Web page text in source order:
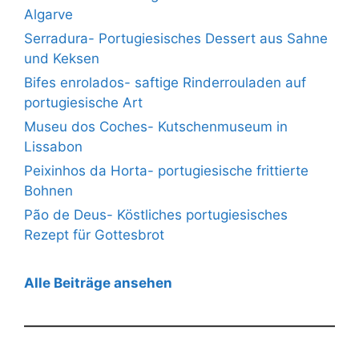
Algarve
Serradura- Portugiesisches Dessert aus Sahne
und Keksen
Bifes enrolados- saftige Rinderrouladen auf
portugiesische Art
Museu dos Coches- Kutschenmuseum in
Lissabon
Peixinhos da Horta- portugiesische frittierte
Bohnen
Pão de Deus- Köstliches portugiesisches
Rezept für Gottesbrot
Alle Beiträge ansehen